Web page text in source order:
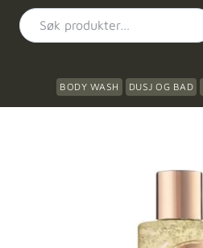
BODY WASH DUSJ OG BAD